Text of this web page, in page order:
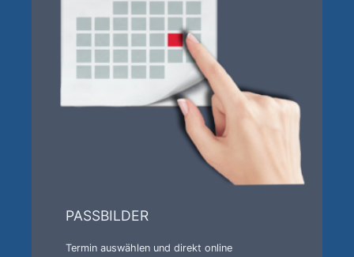
PASSBILDER
Termin auswählen und direkt online